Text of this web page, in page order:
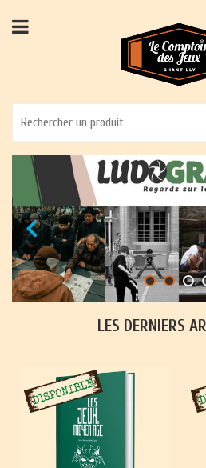
LES DERNIERS